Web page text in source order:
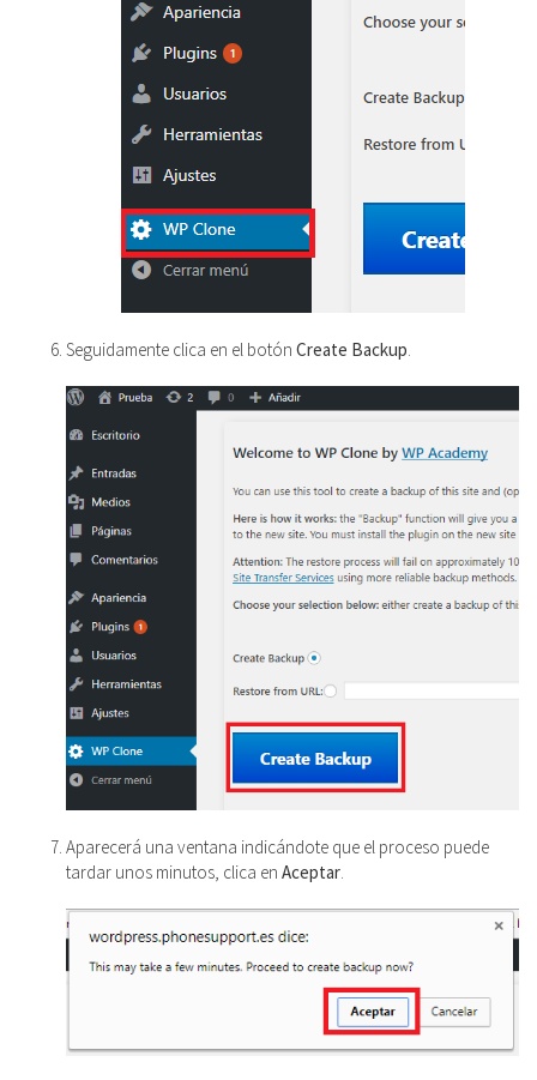
Seguidamente clica en el botón Create Backup.
Aparecerá una ventana indicándote que el proceso puede
tardar unos minutos, clica en Aceptar.